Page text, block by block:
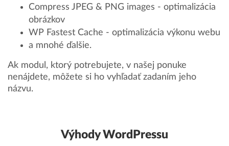
Compress JPEG & PNG images - optimalizácia
obrázkov
WP Fastest Cache - optimalizácia výkonu webu
a mnohé ďalšie.
Ak modul, ktorý potrebujete, v našej ponuke
nenájdete, môžete si ho vyhľadať zadaním jeho
názvu.
Výhody WordPressu